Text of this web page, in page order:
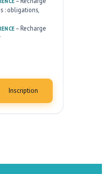
: obligations,
– Recharge
Inscription